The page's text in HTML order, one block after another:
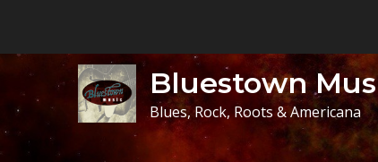
content
Bluestown
Blues, Rock, Roots & Americana